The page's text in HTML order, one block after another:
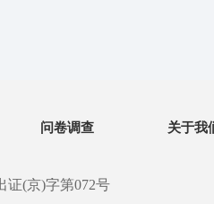
问卷调查 关于我
证(京)字第072号